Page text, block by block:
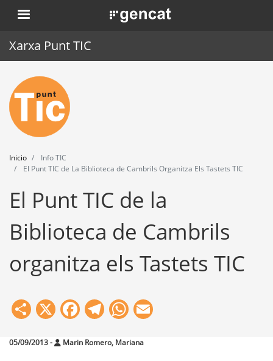
Pasar
al
. Obre en una nova finestra.
Xarxa Punt TIC
Inicio
Punt TIC
Actualidad
Agenda
Formación
Herramientas
Inicio
Info TIC
El Punt TIC de La Biblioteca de Cambrils Organitza Els Tastets TIC
El Punt TIC de la
Biblioteca de Cambrils
organitza els Tastets TIC
Share
X Facebook
Telegram
WhatsApp
05/09/2013- Marin Romero, Mariana